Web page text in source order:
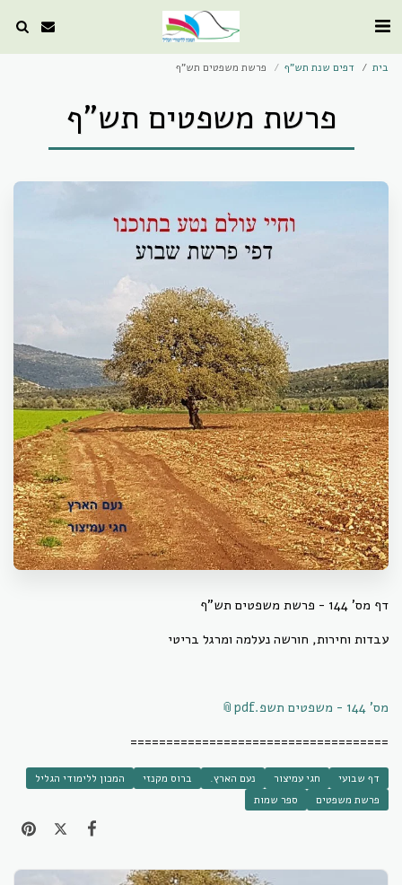
בית דפים שנת תש"ף פרשת משפטים תש"ף
פרשת משפטים תש"ף
דף מס' 144 - פרשת משפטים תש"ף
עבדות וחירות, חורשה נעלמה ומרגל בריטי
מס' 144 - משפטים תשפ.pdf
====================================
דף שבועי חגי עמיצור נעם הארץ. ברוס מקנזי
המכון ללימודי הגליל
פרשת משפטים
ספר שמות